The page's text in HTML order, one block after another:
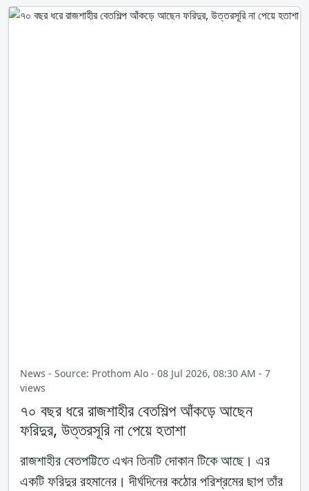
News - Source: Prothom Alo - 08 Jul 2026, 08:30 AM - 7
views
৭০ বছর ধরে রাজশাহীর বেতশিল্প আঁকড়ে আছেন
ফরিদুর, উত্তরসূরি না পেয়ে হতাশা
রাজশাহীর বেতপট্টিতে এখন তিনটি দোকান টিকে আছে। এর
একটি ফরিদুর রহমানের। দীর্ঘদিনের কঠোর পরিশ্রমের ছাপ তাঁর